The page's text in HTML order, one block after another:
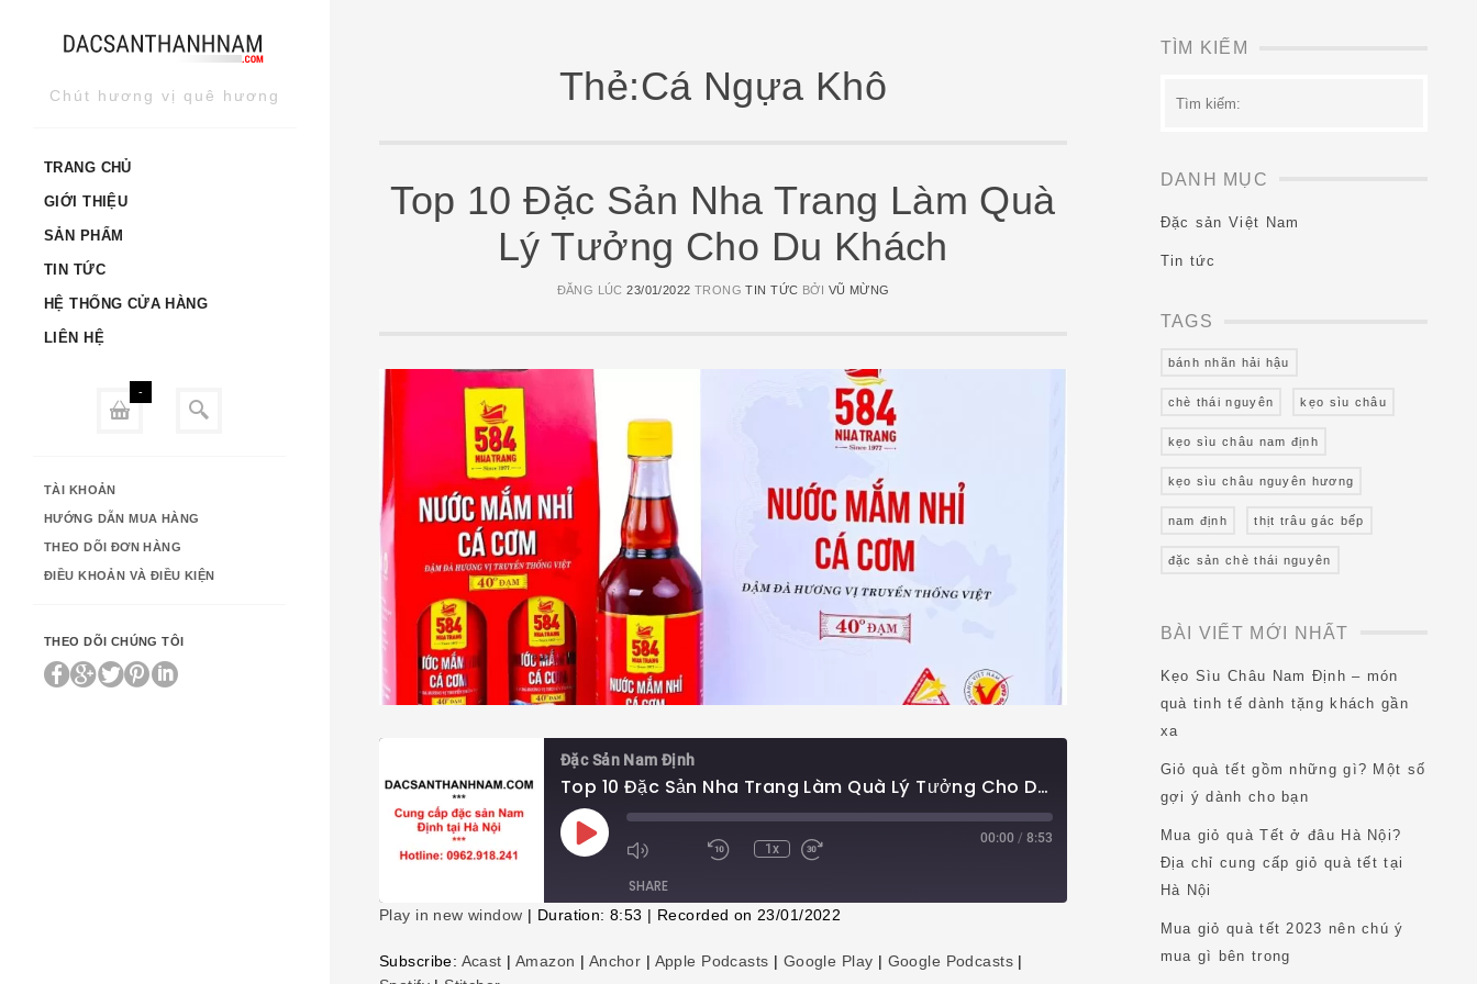
Chút hương vị quê hương
TRANG CHỦ
GIỚI THIỆU
SẢN PHẨM
TIN TỨC
HỆ THỐNG CỬA HÀNG
LIÊN HỆ
-
TÀI KHOẢN
HƯỚNG DẪN MUA HÀNG
THEO DÕI ĐƠN HÀNG
ĐIỀU KHOẢN VÀ ĐIỀU KIỆN
THEO DÕI CHÚNG TÔI
Thẻ:Cá Ngựa Khô
Top 10 Đặc Sản Nha Trang Làm Quà
Lý Tưởng Cho Du Khách
ĐĂNG LÚC23/01/2022 TRONGTIN TỨC BỞI VŨ MỪNG
Đặc Sản Nam Định
Top 10 Đặc Sản Nha Trang Làm Quà Lý Tưởng Cho Du Khách
Play
Episode
1x
00:00 / 8:53
SHARE
Play in new window | Duration: 8:53 | Recorded on 23/01/2022
Subscribe: Acast | Amazon | Anchor | Apple Podcasts | Google Play | Google Podcasts|
TÌM KIẾM
kiếm:
DANH MỤC
Đặc sản Việt Nam
Tin tức
TAGS
bánh nhãn hải hậu
chè thái nguyên kẹo sìu châu
kẹo sìu châu nam định
kẹo sìu châu nguyên hương
nam định thịt trâu gác bếp
đặc sản chè thái nguyên
BÀI VIẾT MỚI NHẤT
Kẹo Sìu Châu Nam Định – món
quà tinh tế dành tặng khách gần
xa
Giỏ quà tết gồm những gì? Một số
gợi ý dành cho bạn
Mua giỏ quà Tết ở đâu Hà Nội?
Địa chỉ cung cấp giỏ quà tết tại
Hà Nội
Mua giỏ quà tết 2023 nên chú ý
mua gì bên trong